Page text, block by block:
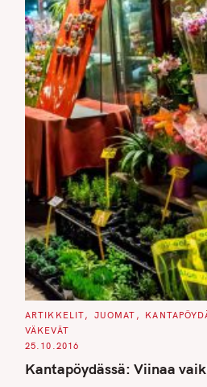
C
T
E
O
R
ARTIKKELIT JUOMAT
VÄKEVÄT
25.10.2016
Kantapöydässä: Viinaa